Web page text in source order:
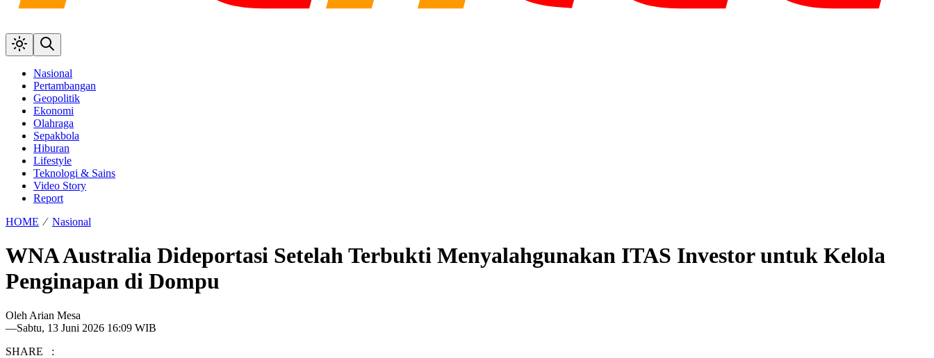
Nasional
Pertambangan
Geopolitik
Ekonomi
Olahraga
Sepakbola
Hiburan
Lifestyle
Teknologi & Sains
Video Story
Report
HOME ⁄ Nasional
WNA Australia Dideportasi Setelah Terbukti Menyalahgunakan ITAS Investor untuk Kelola
Penginapan di Dompu
Oleh Arian Mesa
—Sabtu, 13 Juni 2026 16:09 WIB
SHARE :